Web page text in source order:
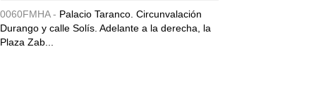
0060FMHA - Palacio Taranco. Circunvalación
Durango y calle Solís. Adelante a la derecha, la
Plaza Zab...